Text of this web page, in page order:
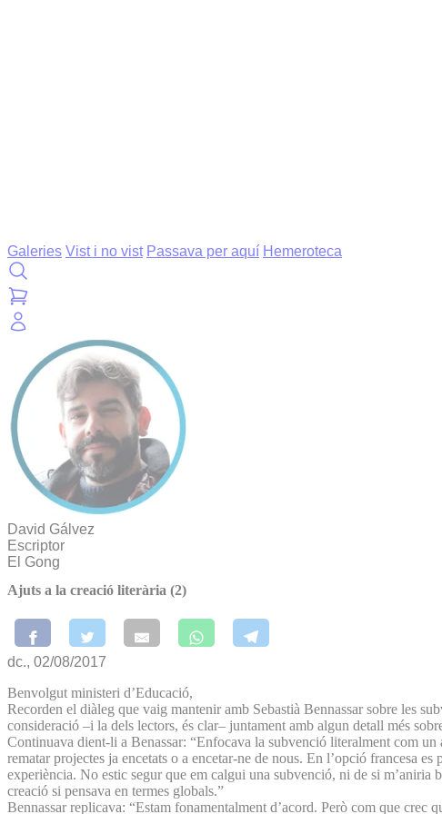
Galeries Vist i no vist Passava per aquí Hemeroteca
David Gálvez
Escriptor
El Gong
Ajuts a la creació literària (2)
dc., 02/08/2017
Benvolgut ministeri d’Educació,
Recorden el diàleg que vaig mantenir amb Sebastià Bennassar sobre les
consideració –i la dels lectors, és clar– juntament amb algun detall més
Continuava dient-li a Benassar: “Enfocava la subvenció literalment com
rematar projectes ja encetats o a encetar-ne de nous. En l’opció francesa
experiència. No estic segur que em calgui una subvenció, ni de si
creació si pensava en termes globals.”
Bennassar replicava: “Estam fonamentalment d’acord. Però com que crec